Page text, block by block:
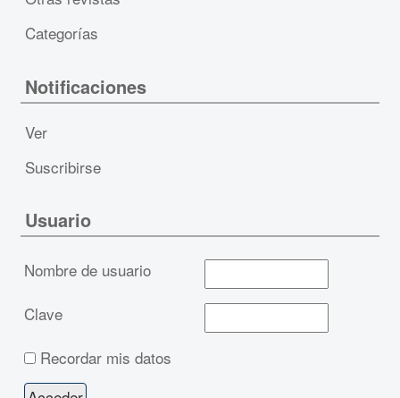
Categorías
Notificaciones
Ver
Suscribirse
Usuario
Nombre de usuario
Clave
Recordar mis datos